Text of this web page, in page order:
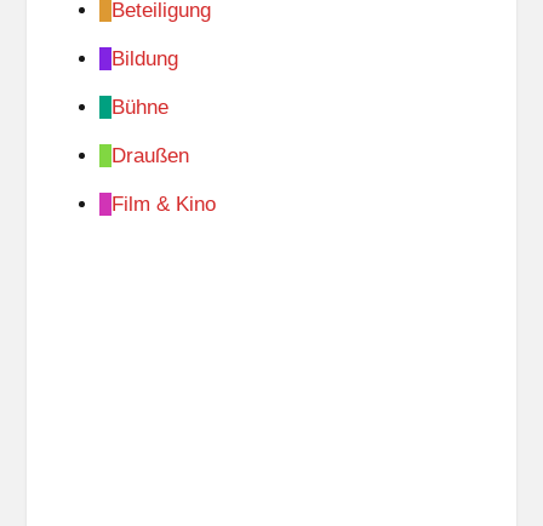
Beteiligung
Bildung
Bühne
Draußen
Film & Kino